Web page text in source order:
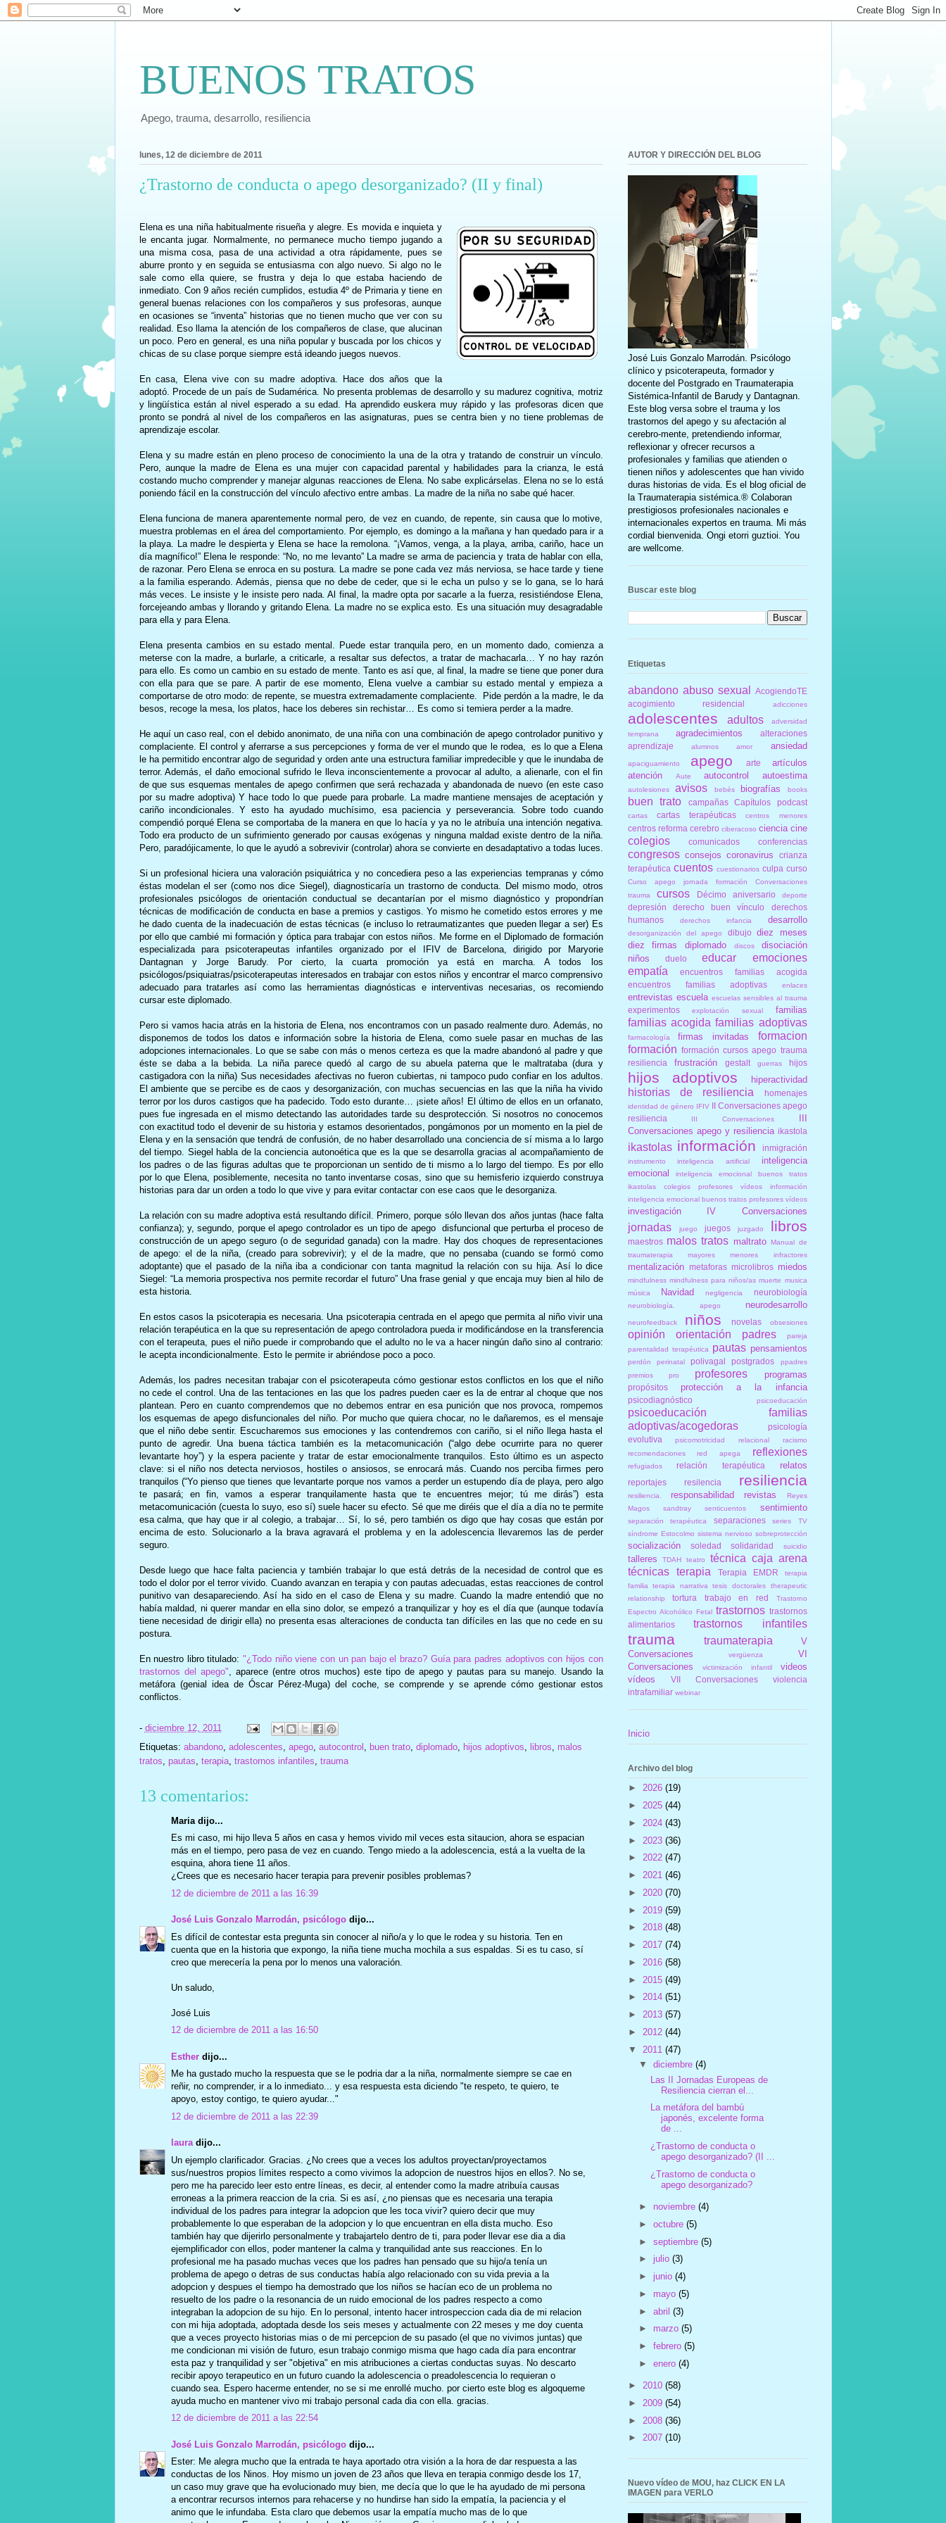
BUENOS TRATOS
Apego, trauma, desarrollo, resiliencia
lunes, 12 de diciembre de 2011
¿Trastorno de conducta o apego desorganizado? (II y final)
Elena es una niña habitualmente risueña y alegre. Es movida e inquieta y
le encanta jugar. Normalmente, no permanece mucho tiempo jugando a
una misma cosa, pasa de una actividad a otra rápidamente, pues se
aburre pronto y en seguida se entusiasma con algo nuevo. Si algo no le
sale como ella quiere, se frustra y deja lo que estaba haciendo de
inmediato. Con 9 años recién cumplidos, estudia 4º de Primaria y tiene en
general buenas relaciones con los compañeros y sus profesoras, aunque
en ocasiones se “inventa” historias que no tienen mucho que ver con su
realidad. Eso llama la atención de los compañeros de clase, que alucinan
un poco. Pero en general, es una niña popular y buscada por los chicos y
chicas de su clase porque siempre está ideando juegos nuevos.
En casa, Elena vive con su madre adoptiva. Hace dos años que la
adoptó. Procede de un país de Sudamérica. No presenta problemas de desarrollo y su madurez cognitiva, motriz
y lingüística están al nivel esperado a su edad. Ha aprendido euskera muy rápido y las profesoras dicen que
pronto se pondrá al nivel de los compañeros en las asignaturas, pues se centra bien y no tiene problemas de
aprendizaje escolar.
Elena y su madre están en pleno proceso de conocimiento la una de la otra y tratando de construir un vínculo.
Pero, aunque la madre de Elena es una mujer con capacidad parental y habilidades para la crianza, le está
costando mucho comprender y manejar algunas reacciones de Elena. No sabe explicárselas. Elena no se lo está
poniendo fácil en la construcción del vínculo afectivo entre ambas. La madre de la niña no sabe qué hacer.
Elena funciona de manera aparentemente normal pero, de vez en cuando, de repente, sin causa que lo motive,
muestra problemas en el área del comportamiento. Por ejemplo, es domingo a la mañana y han quedado para ir a
la playa. La madre le despierta y Elena se hace la remolona. “¡Vamos, venga, a la playa, arriba, cariño, hace un
día magnífico!” Elena le responde: “No, no me levanto” La madre se arma de paciencia y trata de hablar con ella,
de razonar. Pero Elena se enroca en su postura. La madre se pone cada vez más nerviosa, se hace tarde y tiene
a la familia esperando. Además, piensa que no debe de ceder, que si le echa un pulso y se lo gana, se lo hará
más veces. Le insiste y le insiste pero nada. Al final, la madre opta por sacarle a la fuerza, resistiéndose Elena,
forcejeando ambas y llorando y gritando Elena. La madre no se explica esto. Es una situación muy desagradable
para ella y para Elena.
Elena presenta cambios en su estado mental. Puede estar tranquila pero, en un momento dado, comienza a
meterse con la madre, a burlarle, a criticarle, a resaltar sus defectos, a tratar de machacarla… Y no hay razón
para ello. Es como un cambio en su estado de mente. Tanto es así que, al final, la madre se tiene que poner dura
con ella para que se pare. A partir de ese momento, Elena vuelve a cambiar su estado mental y empieza a
comportarse de otro modo: de repente, se muestra extremadamente complaciente. Pide perdón a la madre, le da
besos, recoge la mesa, los platos, hace los deberes sin rechistar… Es como si temiera perder a la madre.
He aquí un caso real, con el debido anonimato, de una niña con una combinación de apego controlador punitivo y
complaciente. El control y aferrarse a sus percepciones y forma de ver el mundo que le rodea, es lo que a Elena
le ha permitido encontrar algo de seguridad y orden ante una estructura familiar impredecible y que le inundaba de
terror. Además, el daño emocional sufrido le lleva inconscientemente a provocar al adulto, a alienarle, con el fin
de que sus esquemas mentales de apego confirmen que será rechazada y abandonada de nuevo (en este caso
por su madre adoptiva) Y hace todo lo que puede para probarle. La madre mantiene mensajes de aceptación y
cariño incondicionales. Y esto ha ayudado muchísimo, esa paciencia y perseverancia. Sobre todo cuando
compendió porqué Elena se comportaba de la manera en que lo hacía y ya no le atribuía una intención negativa.
Todo era producto de un sufrimiento generado por causas exógenas y ninguna maldad existe dentro de la niña.
Pero, paradójicamente, lo que le ayudó a sobrevivir (controlar) ahora se convierte en desadaptativo a todas luces.
Si un profesional hiciera una valoración psiquiátrica y no concediera peso a las experiencias tempranas y cómo
éstas modelan el ser (como nos dice Siegel), diagnosticaría un trastorno de conducta. Del mismo modo, otros
profesionales psicólogos de orientación conductual se decantarían por el mismo diagnóstico y propondrían
técnicas de modificación de conducta en base a premios y castigos. Yo mismo he cometido estos errores y me
he dado cuenta de la inadecuación de estas técnicas (e incluso lo retraumatizantes que pueden llegar a ser) Es
por ello que cambié mi formación y óptica para trabajar con estos niños. Me forme en el Diplomado de formación
especializada para psicoterapeutas infantiles organizado por el IFIV de Barcelona, dirigido por Maryorie
Dantagnan y Jorge Barudy. Por cierto, la cuarta promoción ya está en marcha. A todos los
psicólogos/psiquiatras/psicoterapeutas interesados en trabajar con estos niños y encontrar el marco comprensivo
adecuado para tratarles así como las herramientas diagnósticas e interventivas necesarias, os recomiendo
cursar este diplomado.
Pero si vamos hacia atrás en la historia de Elena, nos encontramos con un pasado realmente duro. Además, no
disponemos de todos los datos e información sobre la historia de Elena, como suele pasar en muchas de las
adopciones internacionales. Lo que se sabe con más o menos certeza es que la madre abandonó al padre y que
éste se daba a la bebida. La niña parece quedó al cargo de su abuela paterna que le maltrataba (dura y
castigadora con la niña) Sus necesidades afectivas no fueron cubiertas, ni tampoco pudo confiar en los adultos.
El ambiente que se percibe es de caos y desorganización, con muchas secuencias en las que la niña ha vivido
terror por los duros castigos que ha padecido. Todo esto durante… ¡siete años! El último de ellos en un orfanato,
pues fue ingresada en el mismo detectando las autoridades tarde su desprotección. Si nosotros no conocemos
con exactitud todo el devenir de su historia y estamos desorientados, pongámonos por un momento en la piel de
Elena y en la sensación que tendrá de confusión, de no haber desarrollado una conciencia de sí misma a lo largo
del tiempo. Siegel habla de la conciencia autonoética que es la que se desarrolla gracias al acompañamiento de
los padres o de las figuras adultas que te proporcionan un sentido de ti mismo a lo largo del tiempo. Es por ello
por lo que Elena, posiblemente, necesita no tanto inventarse cosas, sino que su hemisferio izquierdo construya
historias para dar un orden a todo lo que vive y para evitar contactar con ese caos que le desorganiza.
La relación con su madre adoptiva está resultando difícil. Primero, porque sólo llevan dos años juntas (hace falta
confianza); y, segundo, porque el apego controlador es un tipo de apego disfuncional que perturba el proceso de
construcción de un apego seguro (o de seguridad ganada) con la madre. Hay dos choques de representaciones
de apego: el de la niña, (creado para sobrevivir); y el de la madre, que no pensaba (cuando se formó como
adoptante) que el pasado de la niña iba a condicionar con tanta magnitud la relación con su hija. Así lo dice
Siegel: “La memoria prospectiva nos permite recordar el futuro” Una frase genial y que encaja muy bien al hilo de
esta historia.
En estos casos la psicoterapia es necesaria. Una psicoterapia centrada en el apego que permita al niño vivir una
relación terapéutica en la que su representación de apego controladora pueda ir modificándose en la transferencia
con el terapeuta, pues el niño puede ir comprobando que el adulto no le va a hacer ningún daño sino al contrario:
le acepta incondicionalmente. Esto le permite ir abriéndose poco a poco.
Además, los padres necesitan trabajar con el psicoterapeuta cómo gestionar estos conflictos en los que el niño
no cede el control. Una de las tentaciones en las que los padres pueden caer es la de entrar al choque que nos
plantean. Pero en cuanto comprendemos que no debemos entrar en esa punición que nos provoca, rompemos
los esquemas de apego disfuncionales del niño. Por mucho que quiera chocar, no le dañaremos, es el mensaje
que el niño debe sentir. Escucharemos sus emociones y las contendremos con cariño, si el niño llega hasta el
punto de agredir. Una buena táctica también es la metacomunicación (“algo debe ocurrirte para no querer
levantarte hoy”) y la espera paciente y tratar de estar emocionalmente tranquilos. Esto último es un aspecto
clave: si el niño nos detecta nerviosos, hostiles o ansiosos, se enrocará más. Cuando nos perciba firmes pero
tranquilos (“Yo pienso que tienes que levantarte porque nos vamos a perder un estupendo día de playa, pero algo
te pasará; en fin, vamos a esperar tranquilamente hasta que te encuentres mejor; tú me dirás”) esta
metacomunicación (cuesta lo suyo, eso sí) suele hacer su efecto. Sé que me diréis que el día a día no te permite
esa calma, que hay que ir al colegio, a trabajar… Sí, lo sé, pero también os digo que hay cosas que están por
encima de esto. Solucionarlo a la brava agravará el problema y en la adolescencia llevaremos las de perder
seguro.
Desde luego que hace falta paciencia y también trabajar lo que está detrás de la necesidad de control que es
todo el dolor por el terror vivido. Cuando avanzan en terapia y con pautas adecuadas, estas reacciones de control
punitivo van desapareciendo. Así ha sido en el caso de Elena y su madre. Cuando la madre entendió que no
había maldad, ni querer mandar en ella sino dolor, se empezó a tranquilizar y hoy es el día que (aunque todavía
tiene necesidad de dirigir ella) no presenta esas alteraciones de conducta tan difíciles en las que no cede en su
postura.
En nuestro libro titulado:"¿Todo niño viene con un pan bajo el brazo? Guía para padres adoptivos con hijos con
trastornos del apego" , aparece (entre otros muchos) este tipo de apego y pautas para su manejo. Usando la
metáfora (genial idea de Óscar Pérez-Muga) del coche, se comprende y se aprende cómo gestionar estos
conflictos.
- diciembre 12, 2011
Etiquetas: abandono, adolescentes apego, autocontrol buen trato, diplomado, hijos adoptivos libros
malos
tratos pautas terapia, trastornos infantiles trauma
13 comentarios:
Maria dijo...
Es mi caso, mi hijo lleva 5 años en casa y hemos vivido mil veces esta sitaucion, ahora se espacian
más en el tiempo, pero pasa de vez en cuando. Tengo miedo a la adolescencia, está a la vuelta de la
esquina, ahora tiene 11 años.
¿Crees que es necesario hacer terapia para prevenir posibles problemas?
12 de diciembre de 2011 a las 16:39
José Luis Gonzalo Marrodán, psicólogodijo...
Es difícil de contestar esta pregunta sin conocer al niño/a y lo que le rodea y su historia. Ten en
cuenta que en la historia que expongo, la niña tiene mucha mochila a sus espaldas. Si es tu caso, sí
creo que merecería la pena por lo menos una valoración.
Un saludo,
José Luis
12 de diciembre de 2011 a las 16:50
Estherdijo...
Me ha gustado mucho la respuesta que se le podria dar a la niña, normalmente siempre se cae en
reñir, no comprender, ir a lo inmediato... y esa respuesta esta diciendo "te respeto, te quiero, te
apoyo, estoy contigo, te quiero ayudar..."
12 de diciembre de 2011 a las 22:39
lauradijo...
Un ejemplo clarificador. Gracias. ¿No crees que a veces los adultos proyectan/proyectamos
sus/nuestros propios límites respecto a como vivimos la adopcion de nuestros hijos en ellos?. No se,
pero me ha parecido leer esto entre líneas, es decir, al entender como la madre atribuía causas
erroneas a la primera reaccion de la cria. Si es así, ¿no piensas que es necesaria una terapia
individual de los padres para integrar la adopcion que les toca vivir? quiero decir que muy
probablemente lo que esperaban de la adopcion y lo que encuentran en ella dista mucho. Eso
también hay que dijerirlo personalmente y trabajartelo dentro de ti, para poder llevar ese dia a dia
ejemplificador con ellos, poder mantener la calma y tranquilidad ante sus reacciones. En lo
profesional me ha pasado muchas veces que los padres han pensado que su hijo/a tenía un
problema de apego o detras de sus conductas había algo relacionado con su vida previa a la
adopcion y despues el tiempo ha demostrado que los niños se hacían eco de un problema no
resuelto de los padre o la resonancia de un ruido emocional de los padres respecto a como
integraban la adopcion de su hijo. En lo personal, intento hacer introspeccion cada dia de mi relacion
con mi hija adoptada, adoptada desde los seis meses y actualmente con 22 meses y me doy cuenta
que a veces proyecto historias mias o de mi percepcion de su pasado (el que no vivimos juntas) que
me condicionan mi visión de futuro, esun trabajo conmigo misma que hago cada día para encontrar
esta paz y tranquilidad y ser "objetiva" en mis atribuciones a ciertas conductas suyas. No descarto
recibir apoyo terapeutico en un futuro cuando la adolescencia o preadolescencia lo requieran o
cuando sea. Espero hacerme entender, no se si me enrollé mucho. por cierto este blog es algoqueme
ayuda mucho en mantener vivo mi trabajo personal cada dia con ella. gracias.
12 de diciembre de 2011 a las 22:54
José Luis Gonzalo Marrodán, psicólogodijo...
Ester: Me alegra mucho que la entrada te haya aportado otra visión a la hora de dar respuesta a las
conductas de los Ninos. Hoy mismo un joven de 23 años que lleva en terapia conmigo desde los 17,
un caso muy grave que ha evolucionado muy bien, me decía que lo que le ha ayudado de mi persona
a encontrar recursos internos para rehacerse y no hundirse han sido la empatía, la paciencia y el
animo que le infundaba. Esta claro que debemos usar la empatía mucho mas de lo que
AUTOR Y DIRECCIÓN DEL BLOG
José Luis Gonzalo Marrodán. Psicólogo
clínico y psicoterapeuta, formador y
docente del Postgrado en Traumaterapia
Sistémica-Infantil de Barudy y Dantagnan.
Este blog versa sobre el trauma y los
trastornos del apego y su afectación al
cerebro-mente, pretendiendo informar,
reflexionar y ofrecer recursos a
profesionales y familias que atienden o
tienen niños y adolescentes que han vivido
duras historias de vida. Es el blog oficial de
la Traumaterapia sistémica.® Colaboran
prestigiosos profesionales nacionales e
internacionales expertos en trauma. Mi más
cordial bienvenida. Ongi etorri guztioi. You
are wellcome.
Buscar este blog
Etiquetas
abandono abuso sexual
AcogiendoTE
acogimiento residencial
adicciones
adolescentes adultos
adversidad
temprana
agradecimientos
alteraciones
aprendizaje
alumnos amor ansiedad
apaciguamiento apego arte
artículos
atención
Aute autocontrol autoestima
autolesiones avisos bebés biografías books
buen trato campañas Capítulos podcast
cartas cartas terapéuticas centros menores
centros reforma cerebro ciberacoso ciencia cine
colegios comunicados conferencias
congresos consejos coronavirus
crianza
terapéutica cuentos cuestionarios culpa curso
Curso apego jornada formación Conversaciones
trauma
cursos Décimo aniversario deporte
depresión derecho buen vínculo
derechos
humanos
derechos infancia desarrollo
desorganización del apego dibujo diez meses
diez firmas
diplomado discos
disociación
niños
duelo educar
emociones
empatía
encuentros familias acogida
encuentros familias adoptivas
enlaces
entrevistas escuela escuelas sensibles al trauma
experimentos explotación sexual familias
familias acogida familias adoptivas
farmacología firmas invitadas
formacion
formación formación cursos apego trauma
resiliencia
frustración gestalt guerras hijos
hijos adoptivos hiperactividad
historias de resiliencia homenajes
identidad de género IFIV II Conversaciones apego
resiliencia
III Conversaciones
III
Conversaciones apego y resiliencia ikastola
ikastolas información inmigración
instrumento inteligencia artificial
inteligencia
emocional
inteligencia emocional buenos tratos
ikastolas colegios profesores vídeos información
inteligencia emocional buenos tratos profesores vídeos
investigación IV Conversaciones
jornadas juego juegos juzgado libros
maestros malos tratos maltrato Manual de
traumaterapia
mayores menores infractores
mentalización metaforas microlibros miedos
mindfulness mindfulness para niños/as muerte musica
música
Navidad negligencia neurobiología
neurobiología. apego neurodesarrollo
neurofeedback niños novelas obsesiones
opinión orientación padres
pareja
parentalidad terapéutica
pautas pensamientos
perdón perinatal polivagal postgrados
ppadres
premios
pro profesores programas
propósitos protección a la infancia
psicodiagnóstico psicoeducación
psicoeducación familias
adoptivas/acogedoras
psicología
evolutiva
psicomotricidad relacional
racismo
recomendaciones
red apega reflexiones
refugiados relación terapéutica relatos
reportajes resilencia resiliencia
resiliencia. responsabilidad revistas
Reyes
Magos
sandtray senticuentos sentimiento
separación terapéutica separaciones
series TV
síndrome Estocolmo sistema nervioso sobreprotección
socialización soledad solidaridad suicidio
talleres TDAH teatro
técnica caja arena
técnicas
terapia Terapia EMDR
terapia
familia
terapia narrativa tesis doctorales
therapeutic
relationship
tortura trabajo en red
Trastorno
Espectro Alcohólico Fetal trastornos trastornos
alimentarios
trastornos infantiles
trauma traumaterapia
V
Conversaciones
vergüenza
VI
Conversaciones
victimización infantil
videos
vídeos
VII Conversaciones
violencia
intrafamiliar webinar
Inicio
Archivo del blog
► 2026 (19)
► 2025 (44)
► 2024 (43)
► 2023 (36)
► 2022 (47)
► 2021 (46)
► 2020 (70)
► 2019 (59)
► 2018 (48)
► 2017 (74)
► 2016 (58)
► 2015 (49)
► 2014 (51)
► 2013 (57)
► 2012 (44)
▼ 2011 (47)
▼diciembre(4)
Las II Jornadas Europeas de
Resiliencia cierran el...
La metáfora del bambú
japonés, excelente forma
de ...
¿Trastorno de conducta o
apego desorganizado? (II ...
¿Trastorno de conducta o
apego desorganizado?
► noviembre(4)
►octubre(5)
►septiembre(5)
►julio(3)
►junio(4)
► mayo(5)
►abril(3)
► marzo(5)
►febrero(5)
►enero(4)
► 2010 (58)
► 2009 (54)
► 2008 (36)
► 2007 (10)
Nuevo vídeo de MOU, haz CLICK EN LA
IMAGEN para VERLO